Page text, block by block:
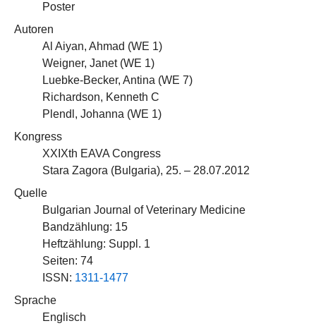
Poster
Autoren
Al Aiyan, Ahmad (WE 1)
Weigner, Janet (WE 1)
Luebke-Becker, Antina (WE 7)
Richardson, Kenneth C
Plendl, Johanna (WE 1)
Kongress
XXIXth EAVA Congress
Stara Zagora (Bulgaria), 25. – 28.07.2012
Quelle
Bulgarian Journal of Veterinary Medicine
Bandzählung: 15
Heftzählung: Suppl. 1
Seiten: 74
ISSN: 1311-1477
Sprache
Englisch